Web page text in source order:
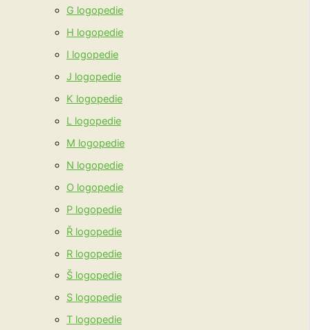
G logopedie
H logopedie
I logopedie
J logopedie
K logopedie
L logopedie
M logopedie
N logopedie
O logopedie
P logopedie
Ř logopedie
R logopedie
Š logopedie
S logopedie
T logopedie